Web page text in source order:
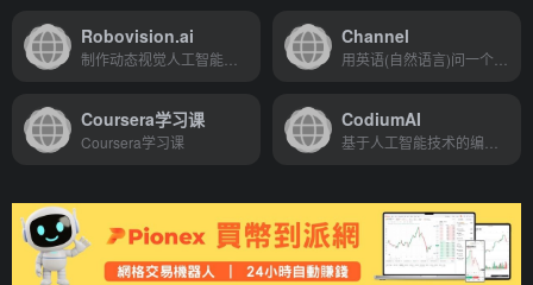
Robovision.ai Channel
Coursera学习课
Coursera学习课
CodiumAI